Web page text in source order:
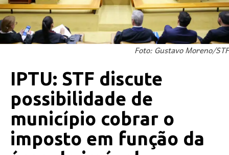
Foto: Gustavo Moreno/STF
IPTU: STF discute
possibilidade de
município cobrar o
imposto em função da